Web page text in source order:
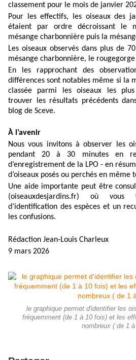
classement pour le mois de janvier
Pour les effectifs, les oiseaux des
étaient par ordre décroissant le
mésange charbonnière puis la
Les oiseaux observés dans plus de
mésange charbonnière, le
En les rapprochant des
différences sont notables même si la
classée parmi les oiseaux les plus
trouver les résultats précédents
blog de Sceve.
À l’avenir
Nous vous invitons à observer les
pendant 20 à 30 minutes en
d’enregistrement de la LPO - en
d’oiseaux posés ou perchés en même
Une aide importante peut être
(oiseauxdesjardins.fr) où
d’identification des espèces et un
les confusions.
Rédaction Jean-Louis Charleux
9 mars 2026
le graphique permet d'identifier les
fréquemment (de 1 à 10 fois) et les
nombreux ( de 1 à